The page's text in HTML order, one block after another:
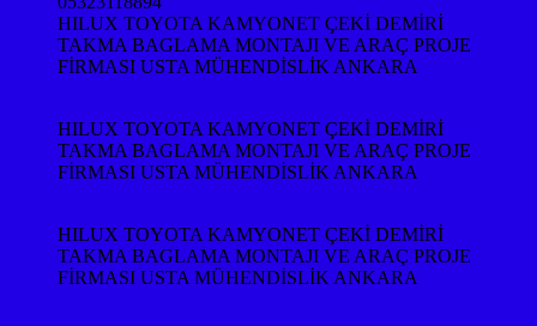
HILUX TOYOTA KAMYONET ÇEKİ DEMİRİ
TAKMA BAGLAMA MONTAJI VE ARAÇ PROJE
FİRMASI USTA MÜHENDİSLİK ANKARA
HILUX TOYOTA KAMYONET ÇEKİ DEMİRİ
TAKMA BAGLAMA MONTAJI VE ARAÇ PROJE
FİRMASI USTA MÜHENDİSLİK ANKARA
HILUX TOYOTA KAMYONET ÇEKİ DEMİRİ
TAKMA BAGLAMA MONTAJI VE ARAÇ PROJE
FİRMASI USTA MÜHENDİSLİK ANKARA